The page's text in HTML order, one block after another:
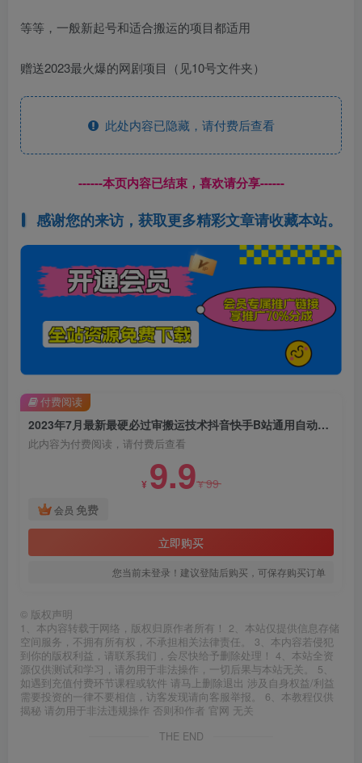
等等，一般新起号和适合搬运的项目都适用
赠送2023最火爆的网剧项目（见10号文件夹）
此处内容已隐藏，请付费后查看
------本页内容已结束，喜欢请分享------
感谢您的来访，获取更多精彩文章请收藏本站。
2023年7月最新最硬必过审搬运技术抖音快手B站通用自动剪辑一键去重暴力起号百分百过原创
此内容为付费阅读，请付费后查看
¥ 9.9¥99
会员 免费
立即购买
您当前未登录！建议登陆后购买，可保存购买订单
付费阅读
© 版权声明
1、本内容转载于网络，版权归原作者所有！ 2、本站仅提供信息存储
空间服务，不拥有所有权，不承担相关法律责任。 3、本内容若侵犯
到你的版权利益，请联系我们，会尽快给予删除处理！ 4、本站全资
源仅供测试和学习，请勿用于非法操作，一切后果与本站无关。 5、
如遇到充值付费环节课程或软件 请马上删除退出 涉及自身权益/利益
需要投资的一律不要相信，访客发现请向客服举报。 6、本教程仅供
揭秘 请勿用于非法违规操作 否则和作者 官网 无关
THE END